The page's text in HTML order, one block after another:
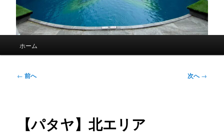
ホーム
投← 前へ 次へ→
【パタヤ】北エリア